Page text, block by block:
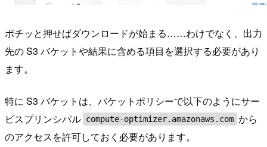
ポチッと押せばダウンロードが始まる……わけでなく、出力
先の S3 バケットや結果に含める項目を選択する必要があり
ます。
特に S3 バケットは、バケットポリシーで以下のようにサー
ビスプリンシパル compute-optimizer.amazonaws.com から
のアクセスを許可しておく必要があります。